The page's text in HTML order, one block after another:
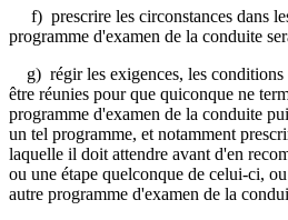
f) prescrire les circonstances dans
programme d'examen de la conduite
g) régir les exigences, les conditions
être réunies pour que quiconque ne
programme d'examen de la conduite
un tel programme, et notamment
laquelle il doit attendre avant d'en
ou une étape quelconque de celui-ci,
autre programme d'examen de la